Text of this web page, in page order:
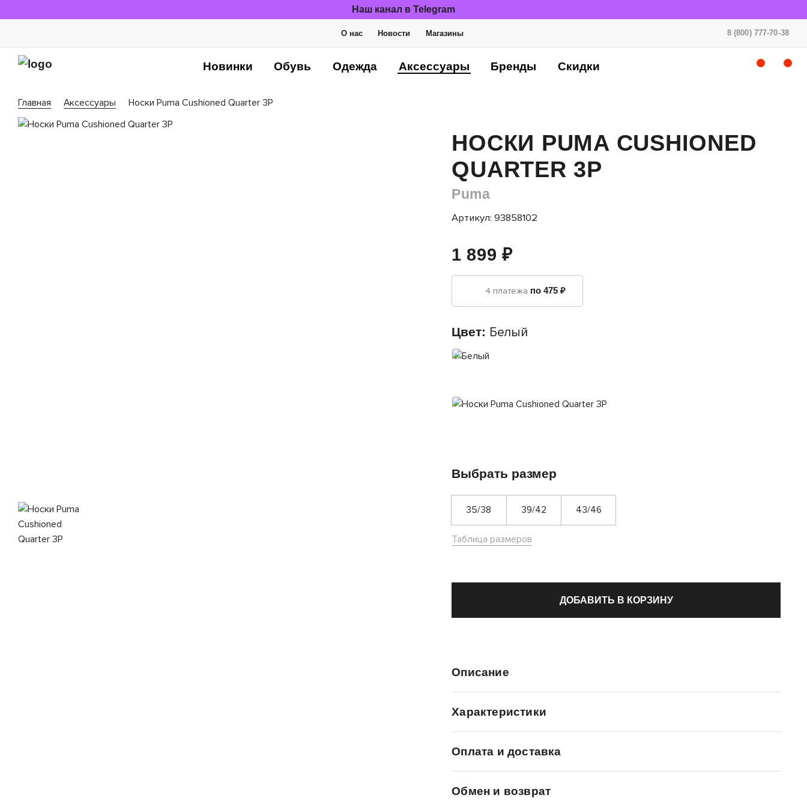
Наш канал в Telegram
О нас Новости Магазины 8 (800) 777-70-38
Новинки Обувь Одежда Аксессуары Бренды Скидки
Главная Аксессуары Носки Puma Cushioned Quarter 3P
НОСКИ PUMA CUSHIONED
QUARTER 3P
Puma
Артикул: 93858102
1 899 ₽
4 платежа по 475 ₽
Цвет: Белый
Выбрать размер
35/38 39/42 43/46
Таблица размеров
ДОБАВИТЬ В КОРЗИНУ
Описание
Характеристики
Оплата и доставка
Обмен и возврат